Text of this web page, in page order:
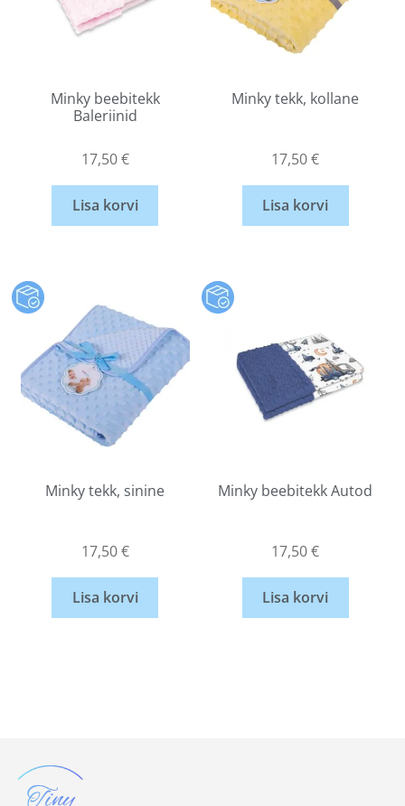
Minky beebitekk
Baleriinid
17,50€
Lisa korvi
Minky tekk, kollane
17,50€
Lisa korvi
Minky tekk, sinine
17,50€
Lisa korvi
Minky beebitekk Autod
17,50€
Lisa korvi